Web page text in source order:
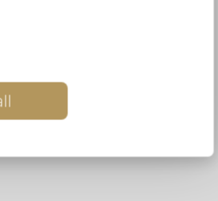
scorrevole Poesia